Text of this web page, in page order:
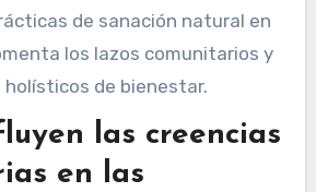
de sanación natural en
los lazos comunitarios y
de bienestar.
las creencias
en las